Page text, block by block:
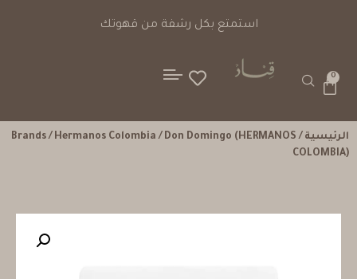
استمتع بكل رشفة من قهوتك
0
الرئيسية /
Brands/ Hermanos Colombia / Don Domingo (HERMANOS
COLOMBIA)